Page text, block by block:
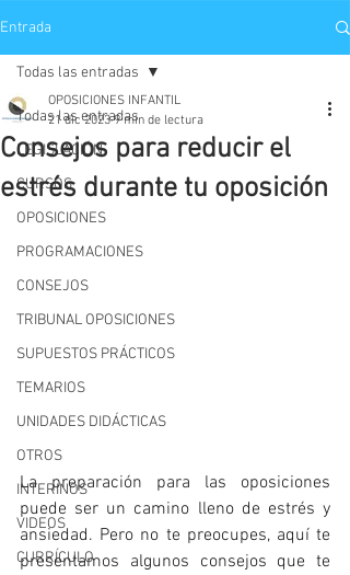
Entrada
Todas las entradas
LEGISLACIÓN
CURSOS
OPOSICIONES
PROGRAMACIONES
CONSEJOS
TRIBUNAL OPOSICIONES
SUPUESTOS PRÁCTICOS
TEMARIOS
UNIDADES DIDÁCTICAS
OTROS
INTERINOS
VIDEOS
CURRÍCULO
Todas las entradas
Consejos para reducir el
estrés durante tu oposición
OPOSICIONES INFANTIL
21 dic 2023 9 min de lectura
La preparación para las oposiciones
puede ser un camino lleno de estrés y
ansiedad. Pero no te preocupes, aquí te
presentamos algunos consejos que te